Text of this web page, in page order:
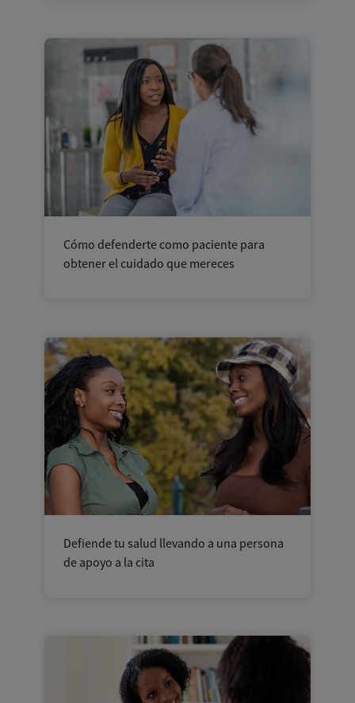
Cómo defenderte como paciente para
obtener el cuidado que mereces
Defiende tu salud llevando a una persona
de apoyo a la cita